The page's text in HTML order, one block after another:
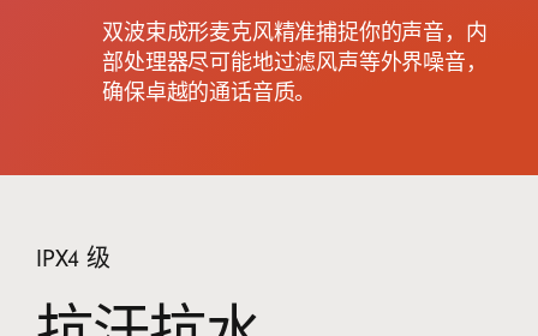
双波束成形麦克风精准捕捉你的声音，内
部处理器尽可能地过滤风声等外界噪音，
确保卓越的通话音质。
IPX4 级